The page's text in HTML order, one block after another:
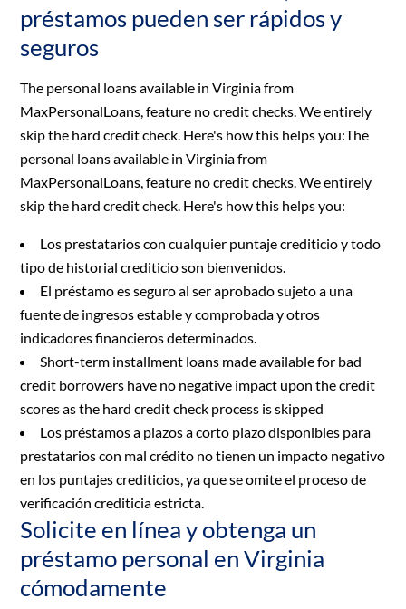
préstamos pueden ser rápidos y
seguros
The personal loans available in Virginia from
MaxPersonalLoans, feature no credit checks. We entirely
skip the hard credit check. Here's how this helps you:The
personal loans available in Virginia from
MaxPersonalLoans, feature no credit checks. We entirely
skip the hard credit check. Here's how this helps you:
Los prestatarios con cualquier puntaje crediticio y todo
tipo de historial crediticio son bienvenidos.
El préstamo es seguro al ser aprobado sujeto a una
fuente de ingresos estable y comprobada y otros
indicadores financieros determinados.
Short-term installment loans made available for bad
credit borrowers have no negative impact upon the credit
scores as the hard credit check process is skipped
Los préstamos a plazos a corto plazo disponibles para
prestatarios con mal crédito no tienen un impacto negativo
en los puntajes crediticios, ya que se omite el proceso de
verificación crediticia estricta.
Solicite en línea y obtenga un
préstamo personal en Virginia
cómodamente